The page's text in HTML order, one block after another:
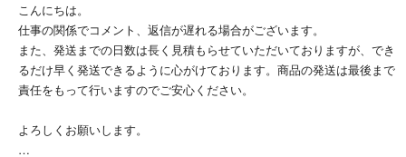
こんにちは。
仕事の関係でコメント、返信が遅れる場合がございます。
また、発送までの日数は長く見積もらせていただいておりますが、でき
るだけ早く発送できるように心がけております。商品の発送は最後まで
責任をもって行いますのでご安心ください。
よろしくお願いします。